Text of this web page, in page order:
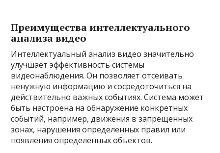
Преимущества интеллектуального
анализа видео
Интеллектуальный анализ видео значительно
улучшает эффективность системы
видеонаблюдения. Он позволяет отсеивать
ненужную информацию и сосредоточиться на
действительно важных событиях. Система может
быть настроена на обнаружение конкретных
событий, например, движения в запрещенных
зонах, нарушения определенных правил или
появления определенных объектов.